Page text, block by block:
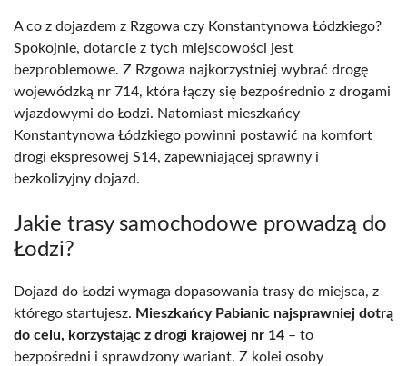
A co z dojazdem z Rzgowa czy Konstantynowa Łódzkiego?
Spokojnie, dotarcie z tych miejscowości jest
bezproblemowe. Z Rzgowa najkorzystniej wybrać drogę
wojewódzką nr 714, która łączy się bezpośrednio z drogami
wjazdowymi do Łodzi. Natomiast mieszkańcy
Konstantynowa Łódzkiego powinni postawić na komfort
drogi ekspresowej S14, zapewniającej sprawny i
bezkolizyjny dojazd.
Jakie trasy samochodowe prowadzą do
Łodzi?
Dojazd do Łodzi wymaga dopasowania trasy do miejsca, z
którego startujesz. Mieszkańcy Pabianic najsprawniej dotrą
do celu, korzystając z drogi krajowej nr 14 – to
bezpośredni i sprawdzony wariant. Z kolei osoby